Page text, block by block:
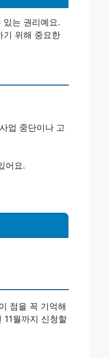
있는 권리예요.
기 위해 중요한
업 중단이나 고
어요.
점을 꼭 기억해
11월까지 신청할